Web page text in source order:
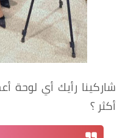
شاركينا رأيك أي لوحة
أكثر ؟